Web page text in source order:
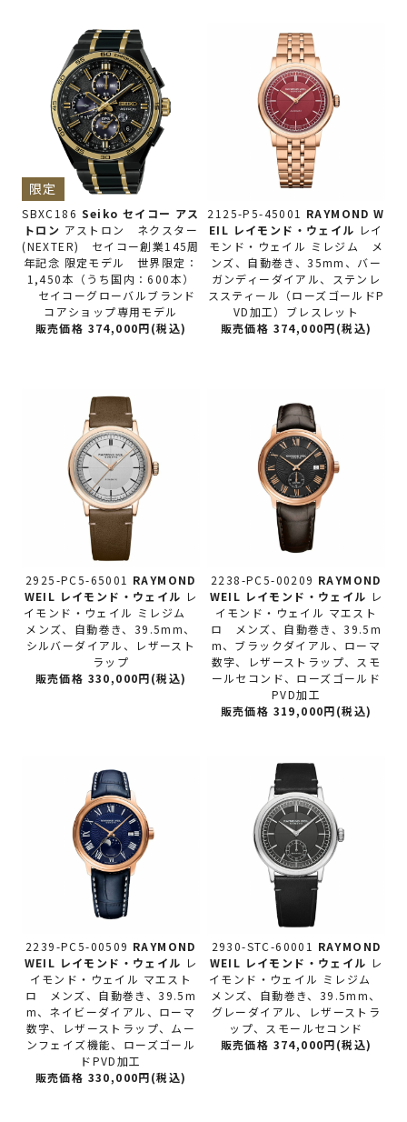
SBXC186 Seiko セイコー アス
トロン アストロン ネクスター
(NEXTER) セイコー創業145周
年記念 限定モデル 世界限定：
1,450本（うち国内：600本）
セイコーグローバルブランド
コアショップ専用モデル
限定
販売価格 374,000円(税込)
2125-P5-45001 RAYMOND W
EIL レイモンド・ウェイル レイ
モンド・ウェイル ミレジム メ
ンズ、自動巻き、35mm、バー
ガンディーダイアル、ステンレ
ススティール（ローズゴールドP
VD加工）ブレスレット
販売価格 374,000円(税込)
2925-PC5-65001 RAYMOND
WEIL レイモンド・ウェイル レ
イモンド・ウェイル ミレジム
メンズ、自動巻き、39.5mm、
シルバーダイアル、レザースト
ラップ
販売価格 330,000円(税込)
2238-PC5-00209 RAYMOND
WEIL レイモンド・ウェイル レ
イモンド・ウェイル マエスト
ロ メンズ、自動巻き、39.5m
m、ブラックダイアル、ローマ
数字、レザーストラップ、スモ
ールセコンド、ローズゴールド
PVD加工
販売価格 319,000円(税込)
2239-PC5-00509 RAYMOND
WEIL レイモンド・ウェイル レ
イモンド・ウェイル マエスト
ロ メンズ、自動巻き、39.5m
m、ネイビーダイアル、ローマ
数字、レザーストラップ、ムー
ンフェイズ機能、ローズゴール
ドPVD加工
販売価格 330,000円(税込)
2930-STC-60001 RAYMOND
WEIL レイモンド・ウェイル レ
イモンド・ウェイル ミレジム
メンズ、自動巻き、39.5mm、
グレーダイアル、レザーストラ
ップ、スモールセコンド
販売価格 374,000円(税込)